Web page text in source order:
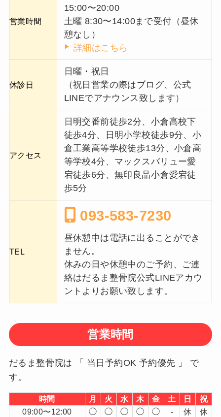
営業時間
15:00〜20:00
土曜 8:30〜14:00まで受付（昼休
憩なし）
詳細はこちら
休診日
日曜・祝日
（祝日営業の際はブログ、公式
LINEでアナウンス致します）
アクセス
日明交番前徒歩2分、小倉高校下
徒歩4分、日明小学校徒歩9分、小
倉工業高等学校徒歩13分、小倉高
等学校4分、マックスバリュー愛
宕徒歩6分、無印良品小倉愛宕徒
歩5分
TEL
093-583-7230
昼休憩中は電話に出ることができ
ません。
休みの日や休憩中のご予約、ご連
絡はだるま整骨院公式LINEアカウ
ントよりお願い致します。
営業時間
だるま整骨院は 「 当日予約OK 予約優先 」 で
す。
時間 月 火 水 木 金 土 日
祝
09:00〜12:00
◯ ◯ ◯ ◯ ◯ - 休 休